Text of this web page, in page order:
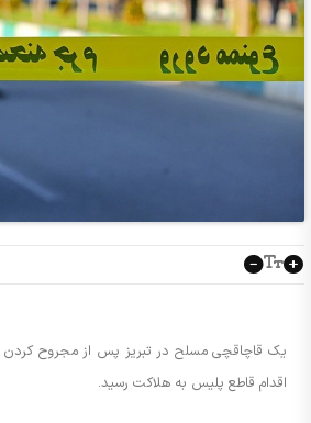
یک قاچاقچی مسلح در تبریز پس از مجروح کردن
اقدام قاطع پلیس به هلاکت رسید.